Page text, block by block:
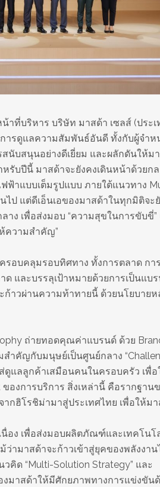
าที่บริหาร บริษัท มาสด้า เซลส์ (ประเ
ารดูแลความสัมพันธ์อันดี ทั้งกับผู้จำห
บสนุนอย่างดีเยี่ยม และผลักดันให้ม
รับปีนี้ มาสด้าจะยังคงเดินหน้าด้วยก
ฟ้าแบบเต็มรูปแบบ ภายใต้แนวทาง
ป แต่ดีเอ็นเอของมาสด้าในทุกมิติจะ
าง เพื่อส่งมอบ “ความสุขในการขับขี่”
ความสำคัญ”
อบคลุมรอบทิศทาง ทั้งการตลาด กา
และบรรลุเป้าหมายด้วยการเป็นแบ
าวผ่านความท้าทายนี้ ด้วยนโยบาย
ถ่ายทอดคุณค่าแบรนด์ ด้วย
ำคัญกับมนุษย์เป็นศูนย์กลาง
ดูแลลูกค้าเสมือนคนในครอบครัว เพื่
งการบริการ สิ่งเหล่านี้ คือรากฐาน
กฮิโรชิม่ามาสู่ประเทศไทย เพื่อให้มา
อง เพื่อส่งมอบผลิตภัณฑ์และเทคโนโ
ามาสด้าจะก้าวเข้าสู่ยุคของพลังงา
คิด “Multi-Solution Strategy” และ
มาสด้าให้มีศักยภาพทางการแข่งขัน